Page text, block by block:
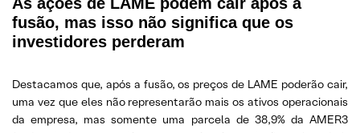
fusão, mas isso não significa que os
investidores perderam
Destacamos que, após a fusão, os preços de LAME poderão cair,
uma vez que eles não representarão mais os ativos operacionais
da empresa, mas somente uma parcela de 38,9% da AMER3